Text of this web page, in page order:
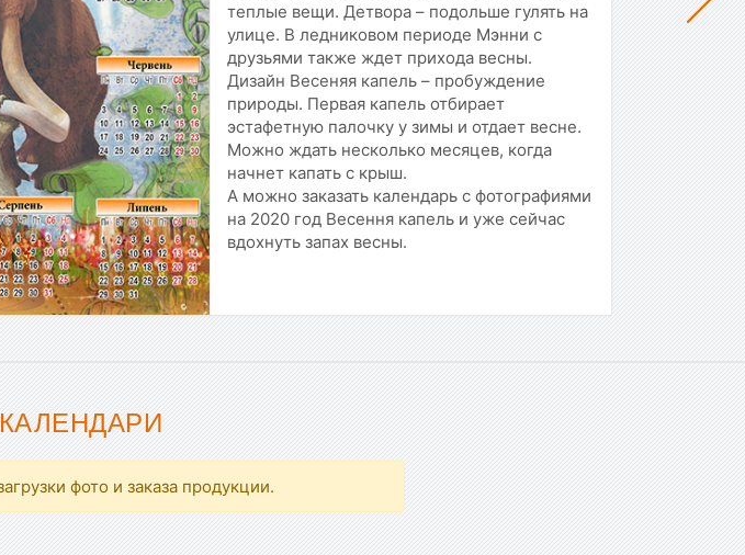
теплые вещи. Детвора – подольше гулять на
улице. В ледниковом периоде Мэнни с
друзьями также ждет прихода весны.
Дизайн Весеняя капель – пробуждение
природы. Первая капель отбирает
эстафетную палочку у зимы и отдает весне.
Можно ждать несколько месяцев, когда
начнет капать с крыш.
А можно заказать календарь с фотографиями
на 2020 год Весення капель и уже сейчас
вдохнуть запах весны.
фото и заказа продукции.